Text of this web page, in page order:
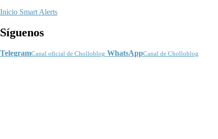
Inicio Smart Alerts
Síguenos
TelegramCanal oficial de Cholloblog WhatsAppCanal de Cholloblog